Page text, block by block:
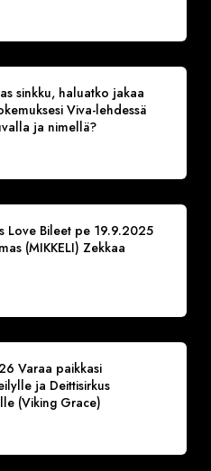
sinkku, haluatko jakaa
Viva-lehdessä
ja nimellä?
Love Bileet pe 19.9.2025
(MIKKELI) Zekkaa
Varaa paikkasi
ja Deittisirkus
(Viking Grace)